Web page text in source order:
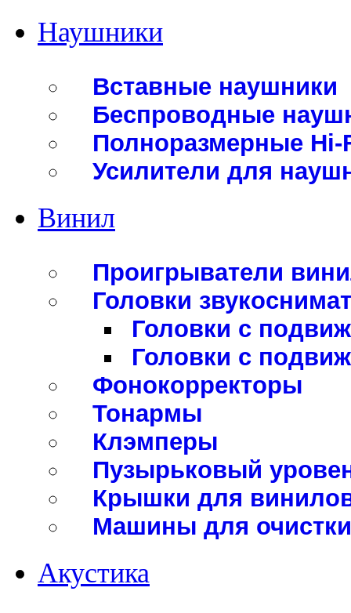
Наушники
Вставные наушники
Беспроводные
Полноразмерные Hi-
Усилители для
Винил
Проигрыватели
Головки
Головки с
Головки с
Фонокорректоры
Тонармы
Клэмперы
Пузырьковый
Крышки для
Машины для
Акустика